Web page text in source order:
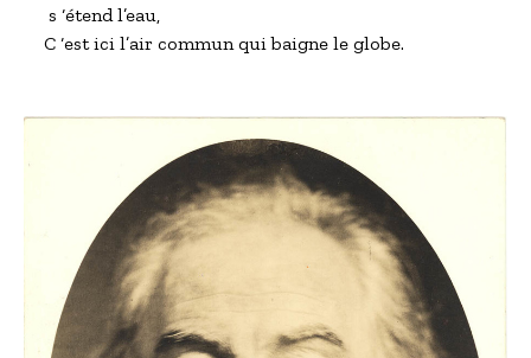
s ‘étend l’eau,
C ‘est ici l’air commun qui baigne le globe.